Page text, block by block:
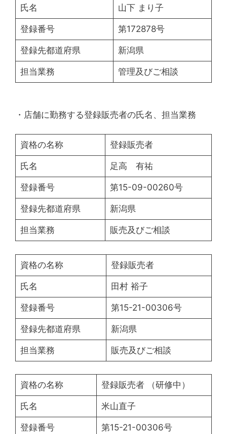
氏名 山下 まり子
登録番号 第172878号
登録先都道府県 新潟県
担当業務 管理及びご相談
・店舗に勤務する登録販売者の氏名、担当業務
資格の名称 登録販売者
氏名 足高 有祐
登録番号 第15-09-00260号
登録先都道府県 新潟県
担当業務 販売及びご相談
資格の名称 登録販売者
氏名 田村 裕子
登録番号 第15-21-00306号
登録先都道府県 新潟県
担当業務 販売及びご相談
資格の名称 登録販売者 （研修中）
氏名 米山直子
登録番号 第15-21-00306号